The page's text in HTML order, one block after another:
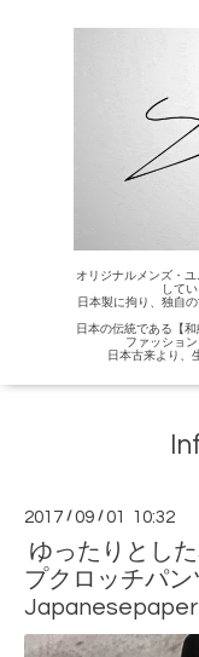
オリジナルメンズ・
して
日本製に拘り、独自
日本の伝統である【
ファッショ
日本古来より、
2017 /09 /01 10:32
ゆったりとし
プクロッチパ